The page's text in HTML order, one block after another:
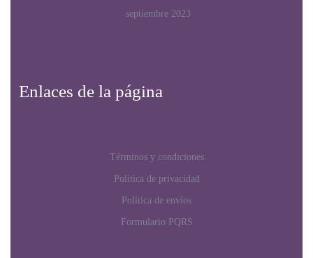
septiembre 2023
Enlaces de la página
Términos y condiciones
Política de privacidad
Política de envíos
Formulario PQRS